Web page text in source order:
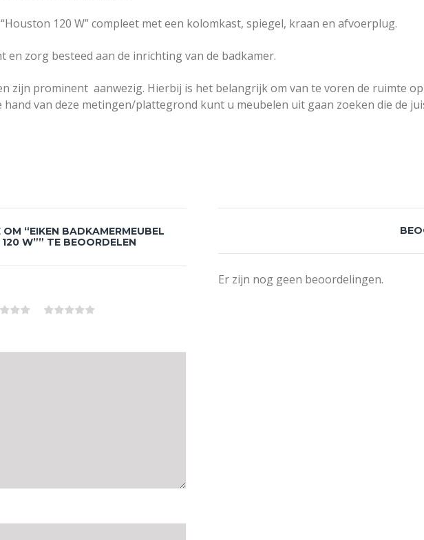
120 W” compleet met een kolomkast, spiegel, kraan en afvoerplug.
en zorg besteed aan de inrichting van de badkamer.
zijn prominent aanwezig. Hierbij is het belangrijk om van te voren de ruimte
hand van deze metingen/plattegrond kunt u meubelen uit gaan zoeken die de
Er zijn nog geen beoordelingen.
OM “EIKEN BADKAMERMEUBEL
W”” TE BEOORDELEN